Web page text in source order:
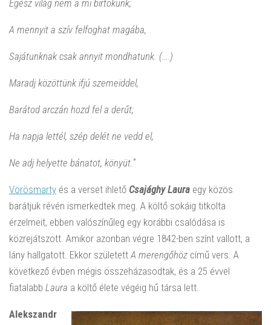
Egész világ nem a mi birtokunk;
A mennyit a szív felfoghat magába,
Sajátunknak csak annyit mondhatunk. (….)
Maradj közöttünk ifjú szemeiddel,
Barátod arczán hozd fel a derűt;
Ha napja lettél, szép delét ne vedd el,
Ne adj helyette bánatot, könyüt.”
Vörösmarty és a verset ihlető Csajághy Laura egy közös
barátjuk révén ismerkedtek meg. A költő sokáig titkolta
érzelmeit, ebben valószínűleg egy korábbi csalódása is
közrejátszott. Amikor azonban végre 1842-ben színt vallott, a
lány hallgatott. Ekkor született A merengőhöz című vers. A
következő évben mégis összeházasodtak, és a 25 évvel
fiatalabb Laura a költő élete végéig hű társa lett.
Alekszandr